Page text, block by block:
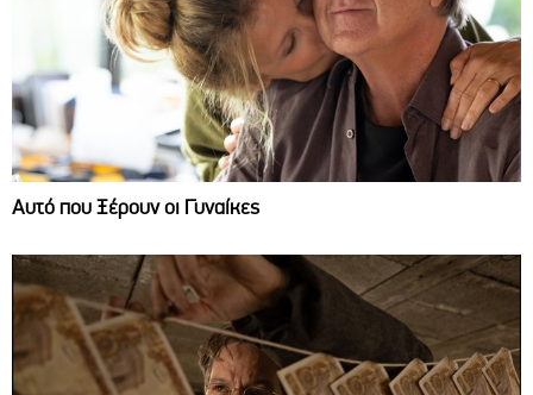
Αυτό που Ξέρουν οι Γυναίκες